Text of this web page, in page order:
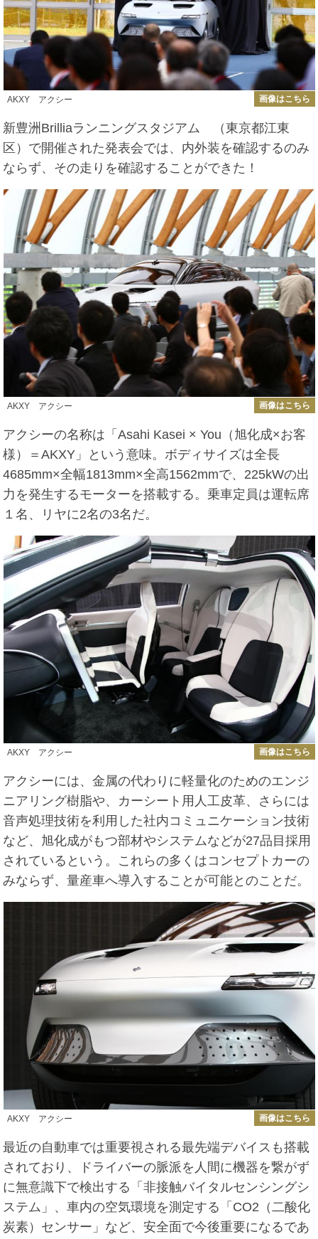
AKXY アクシー 画像はこちら
新豊洲Brilliaランニングスタジアム （東京都江東
区）で開催された発表会では、内外装を確認するのみ
ならず、その走りを確認することができた！
AKXY アクシー 画像はこちら
アクシーの名称は「Asahi Kasei × You（旭化成×お客
様）＝AKXY」という意味。ボディサイズは全長
4685mm×全幅1813mm×全高1562mmで、225kWの出
力を発生するモーターを搭載する。乗車定員は運転席
１名、リヤに2名の3名だ。
AKXY アクシー 画像はこちら
アクシーには、金属の代わりに軽量化のためのエンジ
ニアリング樹脂や、カーシート用人工皮革、さらには
音声処理技術を利用した社内コミュニケーション技術
など、旭化成がもつ部材やシステムなどが27品目採用
されているという。これらの多くはコンセプトカーの
みならず、量産車へ導入することが可能とのことだ。
AKXY アクシー 画像はこちら
最近の自動車では重要視される最先端デバイスも搭載
されており、ドライバーの脈派を人間に機器を繋がず
に無意識下で検出する「非接触バイタルセンシングシ
ステム」、車内の空気環境を測定する「CO2（二酸化
炭素）センサー」など、安全面で今後重要になるであ